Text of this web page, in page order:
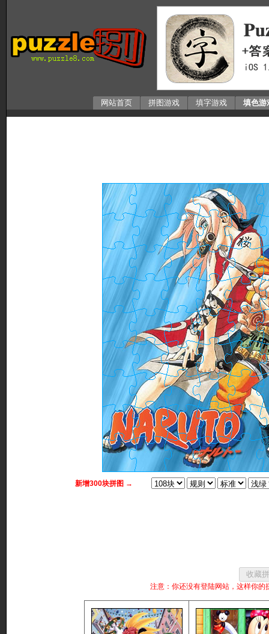
网站首页 拼图游戏 填字游戏 填色游
新增300块拼图 →
注意：你还没有登陆网站，这样你